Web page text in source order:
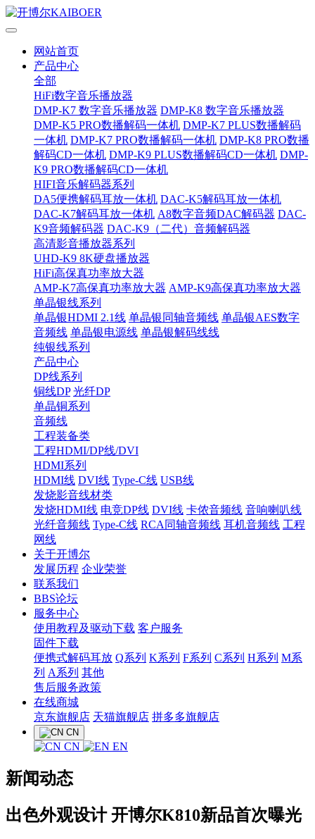
网站首页
产品中心
全部
HiFi数字音乐播放器
DMP-K7 数字音乐播放器 DMP-K8 数字音乐播放器
DMP-K5 PRO数播解码一体机 DMP-K7 PLUS数播解码
一体机 DMP-K7 PRO数播解码一体机 DMP-K8 PRO数播
解码CD一体机 DMP-K9 PLUS数播解码CD一体机 DMP-
K9 PRO数播解码CD一体机
HIFI音乐解码器系列
DA5便携解码耳放一体机 DAC-K5解码耳放一体机
DAC-K7解码耳放一体机 A8数字音频DAC解码器 DAC-
K9音频解码器 DAC-K9（二代）音频解码器
高清影音播放器系列
UHD-K9 8K硬盘播放器
HiFi高保真功率放大器
AMP-K7高保真功率放大器 AMP-K9高保真功率放大器
单晶银线系列
单晶银HDMI 2.1线 单晶银同轴音频线 单晶银AES数字
音频线 单晶银电源线 单晶银解码线线
纯银线系列
产品中心
DP线系列
铜线DP 光纤DP
单晶铜系列
音频线
工程装备类
工程HDMI/DP线/DVI
HDMI系列
HDMI线 DVI线 Type-C线 USB线
发烧影音线材类
发烧HDMI线 电竞DP线 DVI线 卡侬音频线 音响喇叭线
光纤音频线 Type-C线 RCA同轴音频线 耳机音频线 工程
网线
关于开博尔
发展历程 企业荣誉
联系我们
BBS论坛
服务中心
使用教程及驱动下载 客户服务
固件下载
便携式解码耳放 Q系列 K系列 F系列 C系列 H系列 M系
列 A系列 其他
售后服务政策
在线商城
京东旗舰店 天猫旗舰店 拼多多旗舰店
CN
CN EN
新闻动态
出色外观设计 开博尔K810新品首次曝光